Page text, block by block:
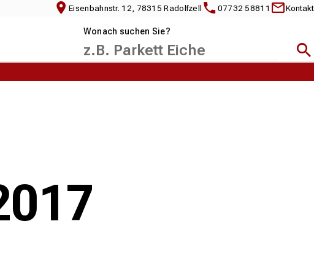
Eisenbahnstr. 12, 78315 Radolfzell 07732 58811 Kontakt
Wonach suchen Sie?